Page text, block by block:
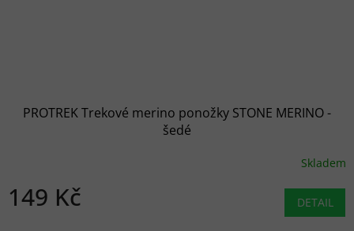
PROTREK Trekové merino ponožky STONE MERINO -
šedé
Skladem
149 Kč DETAIL